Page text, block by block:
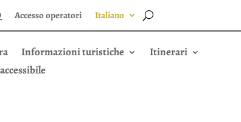
Accesso operatori Italiano
Informazioni turistiche
Itinerari